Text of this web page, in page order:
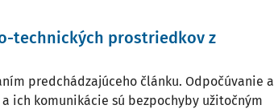
technických prostriedkov z
predchádzajúceho článku. Odpočúvanie a
ich komunikácie sú bezpochyby užitočným